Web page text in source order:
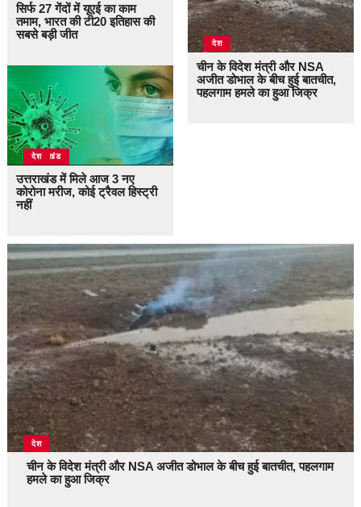
सिर्फ 27 गेंदों में यूएई का काम
तमाम, भारत की टी20 इतिहास की
सबसे बड़ी जीत
उत्तराखंड
देश
उत्तराखंड में मिले आज 3 नए
कोरोना मरीज, कोई ट्रैवल हिस्ट्री
नहीं
देश
चीन के विदेश मंत्री और NSA
अजीत डोभाल के बीच हुई बातचीत,
पहलगाम हमले का हुआ जिक्र
देश
चीन के विदेश मंत्री और NSA अजीत डोभाल के बीच हुई बातचीत, पहलगाम
हमले का हुआ जिक्र